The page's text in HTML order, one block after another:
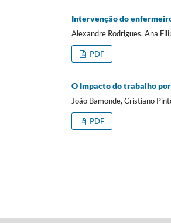
Intervenção do
Alexandre Rodrigues, Ana
PDF
O Impacto do trabalho
João Bamonde, Cristiano
PDF